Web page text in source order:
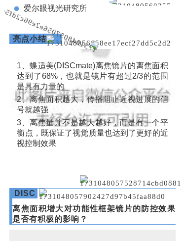
爱尔眼视光研究所
亮点小结
1、蝶适美(DISCmate)离焦镜片的离焦面积
达到了68%，也就是镜片有超过2/3的范围
是具有力量的
2、离焦面积越大，传播阻止近视进展的信
号就越强
3 、离焦量并不是越大越好，而是有一个平
衡点，既保证了视觉质量也达到了更好的近
视控制效果
DISC
离焦面积增大对功能性框架镜片的防控效果
是否有积极的影响？